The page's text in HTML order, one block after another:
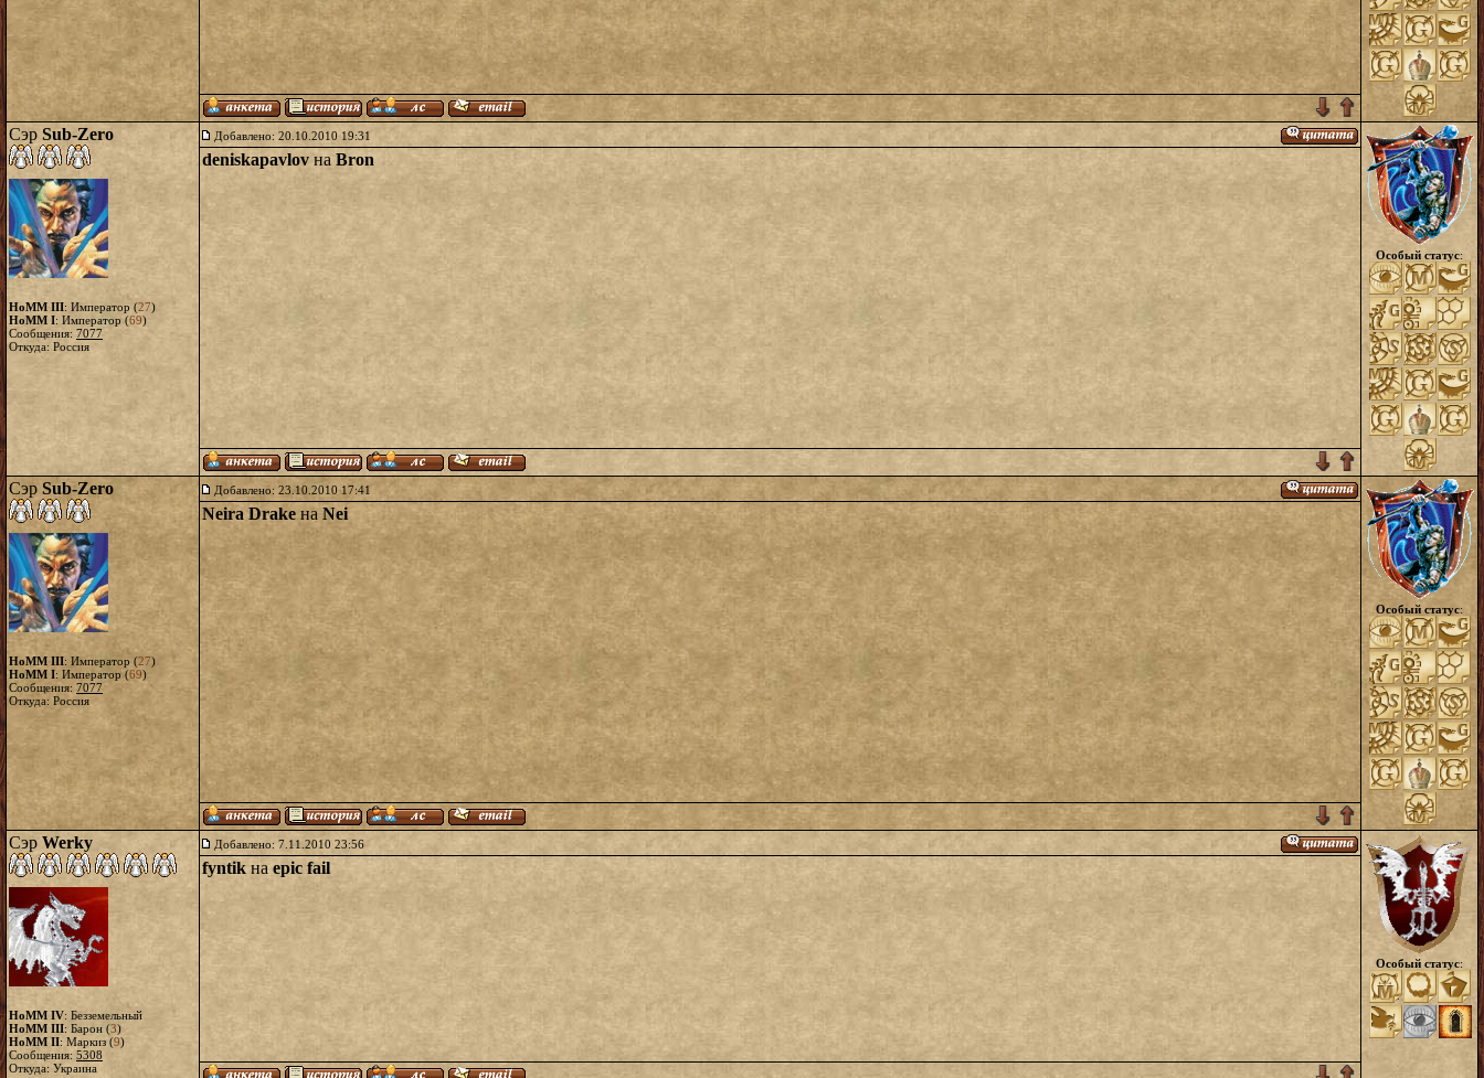
Сэр Sub-Zero
HoMM III: Император (27)
HoMM I: Император (69)
Сообщения: 7077
Откуда: Россия
Добавлено: 20.10.2010 19:31
deniskapavlov на Bron
Особый статус:
Сэр Sub-Zero
HoMM III: Император (27)
HoMM I: Император (69)
Сообщения: 7077
Откуда: Россия
Добавлено: 23.10.2010 17:41
Neira Drake на Nei
Особый статус:
Сэр Werky
HoMM IV: Безземельный
HoMM III: Барон (3)
HoMM II: Маркиз (9)
Сообщения: 5308
Откуда: Украина
Добавлено: 7.11.2010 23:56
fyntik на epic fail
Особый статус: